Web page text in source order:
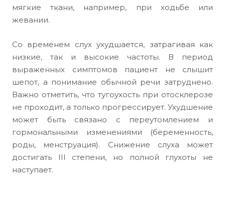
мягкие ткани, например, при ходьбе или
жевании.
Со временем слух ухудшается, затрагивая как
низкие, так и высокие частоты. В период
выраженных симптомов пациент не слышит
шепот, а понимание обычной речи затруднено.
Важно отметить, что тугоухость при отосклерозе
не проходит, а только прогрессирует. Ухудшение
может быть связано с переутомлением и
гормональными изменениями (беременность,
роды, менструация). Снижение слуха может
достигать III степени, но полной глухоты не
наступает.